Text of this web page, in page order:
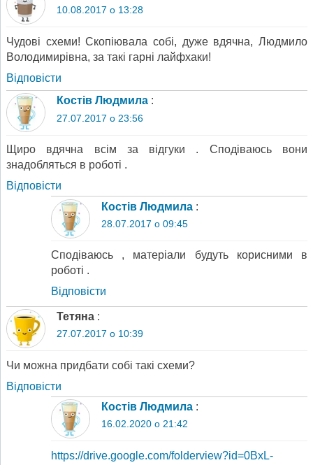
10.08.2017 о 13:28
Чудові схеми! Скопіювала собі, дуже вдячна, Людмило
Володимирівна, за такі гарні лайфхаки!
Відповіcти
Костів Людмила :
27.07.2017 о 23:56
Щиро вдячна всiм за вiдгуки . Сподiваюсь вони
знадобляться в роботi .
Відповіcти
Костів Людмила :
28.07.2017 о 09:45
Сподiваюсь , матерiали будуть корисними в
роботi .
Відповіcти
Тетяна :
27.07.2017 о 10:39
Чи можна придбати собі такі схеми?
Відповіcти
Костів Людмила :
16.02.2020 о 21:42
https://drive.google.com/folderview?id=0BxL-